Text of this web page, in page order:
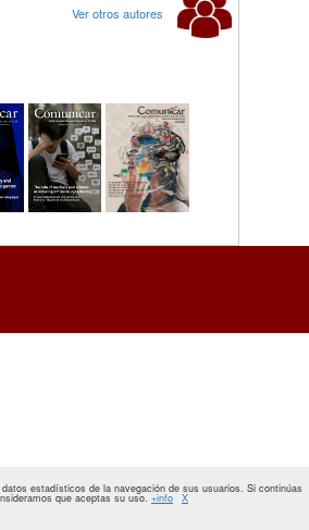
Ver otros autores
estadísticos de la navegación de sus usuarios. Si continúas
que aceptas su uso. +info X